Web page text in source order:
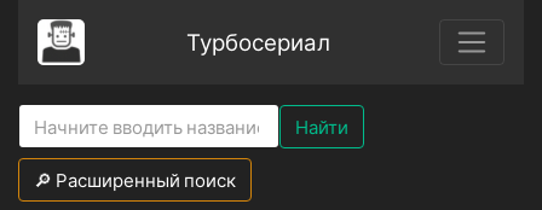
Турбосериал
Найти
🔎 Расширенный поиск